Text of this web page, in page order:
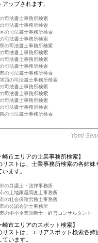
アップされます。
司法書士事務所検索
司法書士事務所検索
の司法書士事務所検索
司法書士事務所検索
の司法書士事務所検索
の司法書士事務所検索
司法書士事務所検索
司法書士事務所検索
の司法書士事務所検索
西の司法書士事務所検索
司法書士事務所検索
司法書士事務所検索
司法書士事務所検索
司法書士事務所検索
の司法書士事務所検索
- Yomi-
崎市エリアの士業事務所検索】
リストは、士業事務所検索の各姉
います。
の弁護士・法律事務所
の土地家屋調査士事務所
の社会保険労務士事務所
の公認会計士事務所
の中小企業診断士・経営コンサルタント
崎市エリアのスポット検索】
リストは、エリアスポット検索各
ています。